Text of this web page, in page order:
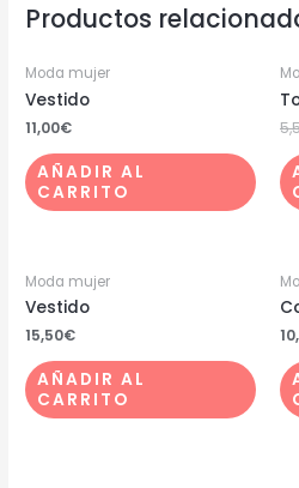
Productos
Moda mujer
Vestido
11,00€
AÑADIR AL
CARRITO
Moda mujer
Vestido
15,50€
AÑADIR AL
CARRITO